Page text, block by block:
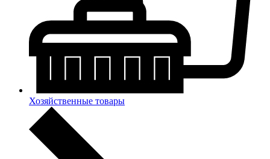
Хозяйственные товары